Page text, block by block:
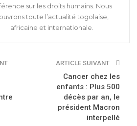
sur les droits humains. Nous
toute l’actualité togolaise,
africaine et internationale.
ARTICLE SUIVANT
Cancer chez les
enfants : Plus 500
décès par an, le
président Macron
interpellé